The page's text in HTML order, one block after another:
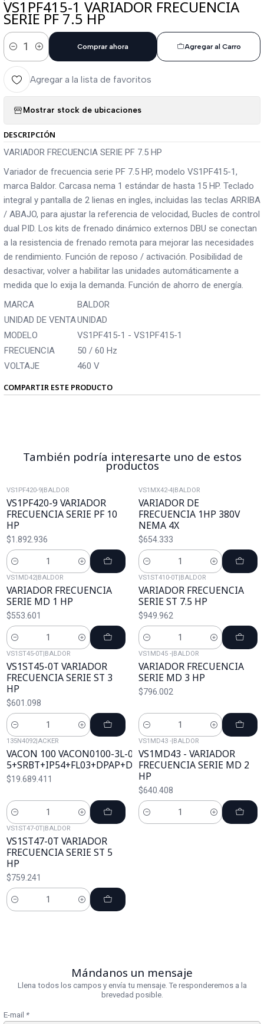
VS1PF415-1 VARIADOR FRECUENCIA
SERIE PF 7.5 HP
Cantidad
Agregar al Carro
Comprar ahora
Agregar a la lista de favoritos
Mostrar stock de ubicaciones
DESCRIPCIÓN
VARIADOR FRECUENCIA SERIE PF 7.5 HP
Variador de frecuencia serie PF 7.5 HP, modelo VS1PF415-1,
marca Baldor. Carcasa nema 1 estándar de hasta 15 HP. Teclado
integral y pantalla de 2 lienas en ingles, incluidas las teclas ARRIBA
/ ABAJO, para ajustar la referencia de velocidad, Bucles de control
dual PID. Los kits de frenado dinámico externos DBU se conectan
a la resistencia de frenado remota para mejorar las necesidades
de rendimiento. Función de reposo / activación. Posibilidad de
desactivar, volver a habilitar las unidades automáticamente a
medida que lo exija la demanda. Función de ahorro de energía.
MARCA
BALDOR
UNIDAD DE VENTAUNIDAD
MODELO
VS1PF415-1 - VS1PF415-1
FRECUENCIA
50 / 60 Hz
VOLTAJE
460 V
COMPARTIR ESTE PRODUCTO
También podría interesarte uno de estos
productos
VS1PF420-9|BALDOR
VS1PF420-9 VARIADOR
FRECUENCIA SERIE PF 10
HP
$1.892.936
Cantidad
VS1MX42-4|BALDOR
VARIADOR DE
FRECUENCIA 1HP 380V
NEMA 4X
$654.333
Cantidad
VS1MD42|BALDOR
VARIADOR FRECUENCIA
SERIE MD 1 HP
$553.601
Cantidad
VS1ST410-0T|BALDOR
VARIADOR FRECUENCIA
SERIE ST 7.5 HP
$949.962
Cantidad
VS1ST45-0T|BALDOR
VS1ST45-0T VARIADOR
FRECUENCIA SERIE ST 3
HP
$601.098
Cantidad
VS1MD45 -|BALDOR
VARIADOR FRECUENCIA
SERIE MD 3 HP
$796.002
Cantidad
135N4092|ACKER
VACON 100 VACON0100-3L-0310-
5+SRBT+IP54+FL03+DPAP+DLES+FBIE
$19.689.411
Cantidad
VS1MD43 -|BALDOR
VS1MD43 - VARIADOR
FRECUENCIA SERIE MD 2
HP
$640.408
Cantidad
VS1ST47-0T|BALDOR
VS1ST47-0T VARIADOR
FRECUENCIA SERIE ST 5
HP
$759.241
Cantidad
Mándanos un mensaje
Llena todos los campos y envía tu mensaje. Te responderemos a la
brevedad posible.
E-mail *